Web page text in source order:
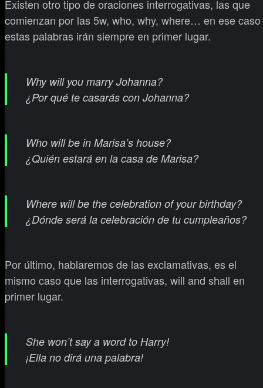
Existen otro tipo de oraciones interrogativas, las que
comienzan por las 5w, who, why, where… en ese caso
estas palabras irán siempre en primer lugar.
Why will you marry Johanna?
¿Por qué te casarás con Johanna?
Who will be in Marisa’s house?
¿Quién estará en la casa de Marisa?
Where will be the celebration of your birthday?
¿Dónde será la celebración de tu cumpleaños?
Por último, hablaremos de las exclamativas, es el
mismo caso que las interrogativas, will and shall en
primer lugar.
She won’t say a word to Harry!
¡Ella no dirá una palabra!